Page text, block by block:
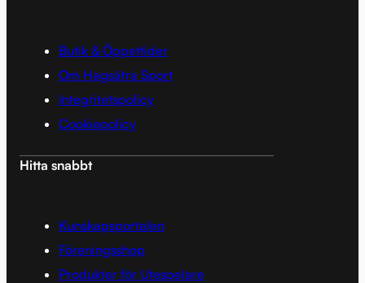
Butik & Öppettider
Om Hagsätra Sport
Integritetspolicy
Cookiepolicy
Hitta snabbt
Kunskapsportalen
Föreningsshop
Produkter för Utespelare